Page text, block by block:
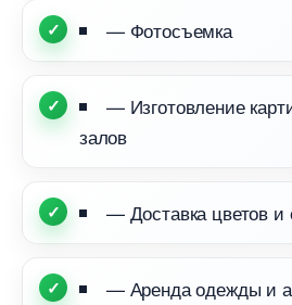
— Фотосъемка
— Изготовление
зало
— Доставка цветов и
— Аренда одежды и